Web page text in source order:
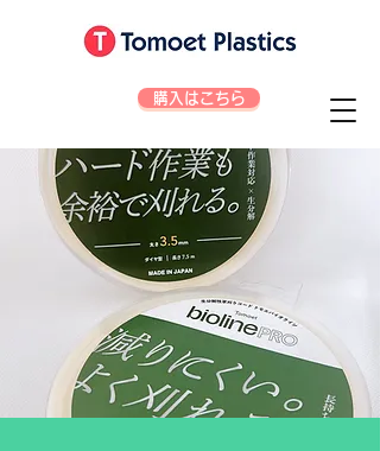
購入はこちら